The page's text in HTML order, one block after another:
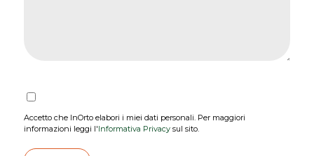
Accetto che InOrto elabori i miei dati personali. Per maggiori
informazioni leggi l'Informativa Privacysul sito.